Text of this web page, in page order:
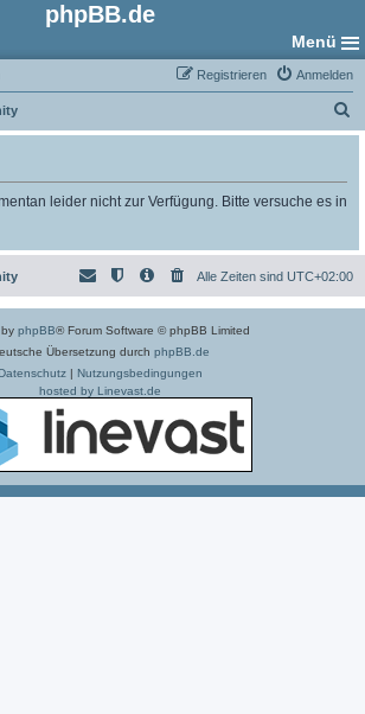
phpBB.de
Menü
Anmelden
Registrieren
u
leider nicht zur Verfügung. Bitte versuche es in
Alle Zeiten sind UTC+02:00
phpBB® Forum Software © phpBB Limited
Übersetzung durch phpBB.de
Datenschutz| Nutzungsbedingungen
hosted by Linevast.de